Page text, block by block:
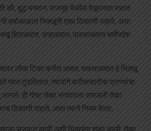
की, बुद्ध भगवान, राजगृह येथील वेळूवनात राहात
वर्षाकाळात भिक्खूंनी एका ठिकाणी राहावे, असा
हिवाळ्यात, उन्हाळ्यात, पावसाळ्यात धर्मोपदेश
लोक टिका करीत असत. पावसाळ्यात हे भिक्खू
तुडवितात, त्यायोगे बारीकसारीक प्राण्यांचा
ही गोष्ट जेव्हा भगवंताला समजली तेव्हा
ठिकाणी राहावे, असा त्याने नियम केला.
सुरुवात व्हावी अशी भिक्खूंना शंका आली. तेव्हा